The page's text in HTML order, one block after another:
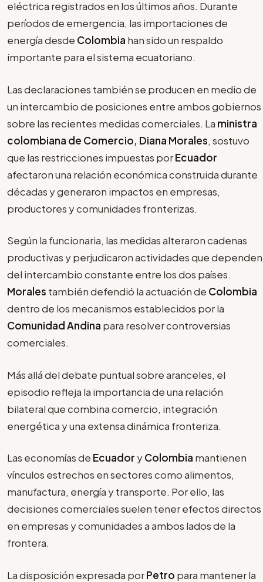
eléctrica registrados en los últimos años. Durante
períodos de emergencia, las importaciones de
energía desde Colombia han sido un respaldo
importante para el sistema ecuatoriano.
Las declaraciones también se producen en medio de
un intercambio de posiciones entre ambos gobiernos
sobre las recientes medidas comerciales. La ministra
colombiana de Comercio, Diana Morales, sostuvo
que las restricciones impuestas porEcuador
afectaron una relación económica construida durante
décadas y generaron impactos en empresas,
productores y comunidades fronterizas.
Según la funcionaria, las medidas alteraron cadenas
productivas y perjudicaron actividades que dependen
del intercambio constante entre los dos países.
Morales también defendió la actuación de Colombia
dentro de los mecanismos establecidos por la
Comunidad Andina para resolver controversias
comerciales.
Más allá del debate puntual sobre aranceles, el
episodio refleja la importancia de una relación
bilateral que combina comercio, integración
energética y una extensa dinámica fronteriza.
Las economías de Ecuador yColombia mantienen
vínculos estrechos en sectores como alimentos,
manufactura, energía y transporte. Por ello, las
decisiones comerciales suelen tener efectos directos
en empresas y comunidades a ambos lados de la
frontera.
La disposición expresada porPetro para mantener la